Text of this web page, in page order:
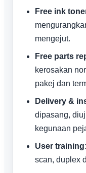
Free ink
mengejut.
Free parts
kerosakan
pakej dan
Delivery &
dipasang,
kegunaan
User training:
scan, duplex